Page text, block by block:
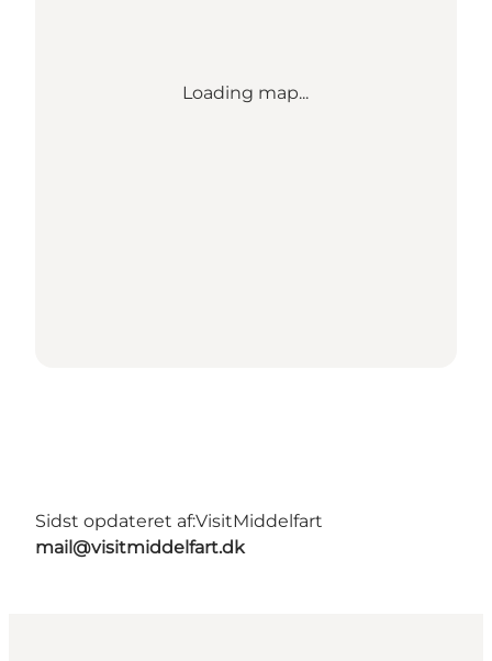
Loading map...
Sidst opdateret af:VisitMiddelfart
mail@visitmiddelfart.dk